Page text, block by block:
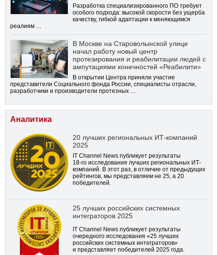
Разработка специализированного ПО требует
особого подхода: высокой скорости без ущерба
качеству, гибкой адаптации к меняющимся
реалиям …
В Москве на Староволынской улице
начал работу новый центр
протезирования и реабилитации людей с
ампутациями конечностей «Реабилити»
В открытии Центра приняли участие
представители Социального фонда России, специалисты отрасли,
разработчики и производители протезных …
Аналитика
20 лучших региональных ИТ-компаний
2025
IT Channel News публикует результаты
18-го исследования лучших региональных ИТ-
компаний. В этот раз, в отличие от предыдущих
рейтингов, мы представляем не 25, а 20
победителей.
25 лучших российских системных
интеграторов 2025
IT Channel News публикует результаты
очередного исследования «25 лучших
российских системных интеграторов»
и представляет победителей 2025 года.